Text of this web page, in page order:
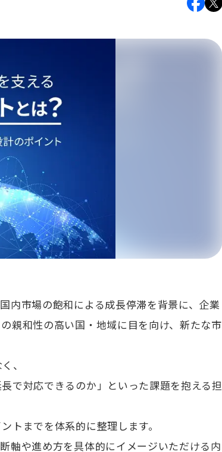
内市場の飽和による成長停滞を背景に、企業
親和性の高い国・地域に目を向け、新たな市
、
で対応できるのか」といった課題を抱える担
トまでを体系的に整理します。
軸や進め方を具体的にイメージいただける内